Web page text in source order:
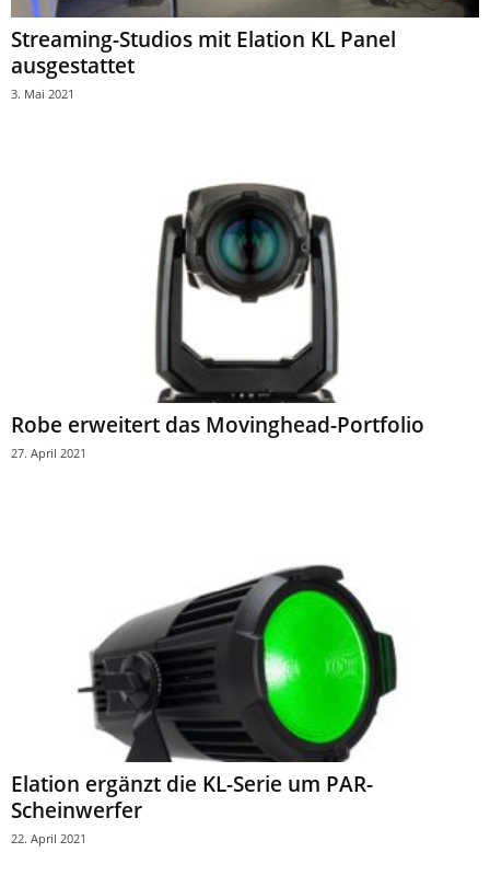
Streaming-Studios mit Elation KL Panel
ausgestattet
3. Mai 2021
Robe erweitert das Movinghead-Portfolio
27. April 2021
Elation ergänzt die KL-Serie um PAR-
Scheinwerfer
22. April 2021